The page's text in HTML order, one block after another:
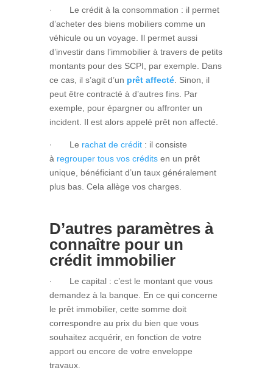
· Le crédit à la consommation : il permet
d’acheter des biens mobiliers comme un
véhicule ou un voyage. Il permet aussi
d’investir dans l’immobilier à travers de petits
montants pour des SCPI, par exemple. Dans
ce cas, il s’agit d’un prêt affecté. Sinon, il
peut être contracté à d’autres fins. Par
exemple, pour épargner ou affronter un
incident. Il est alors appelé prêt non affecté.
· Le rachat de crédit : il consiste
à regrouper tous vos crédits en un prêt
unique, bénéficiant d’un taux généralement
plus bas. Cela allège vos charges.
D’autres paramètres à
connaître pour un
crédit immobilier
· Le capital : c’est le montant que vous
demandez à la banque. En ce qui concerne
le prêt immobilier, cette somme doit
correspondre au prix du bien que vous
souhaitez acquérir, en fonction de votre
apport ou encore de votre enveloppe
travaux.